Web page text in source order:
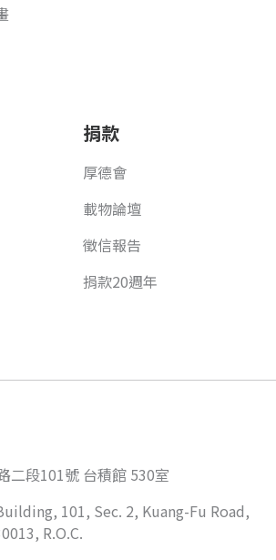
捐款
厚德會
載物論壇
徵信報告
捐款20週年
二段101號 台積館 530室
101, Sec. 2, Kuang-Fu Road,
R.O.C.